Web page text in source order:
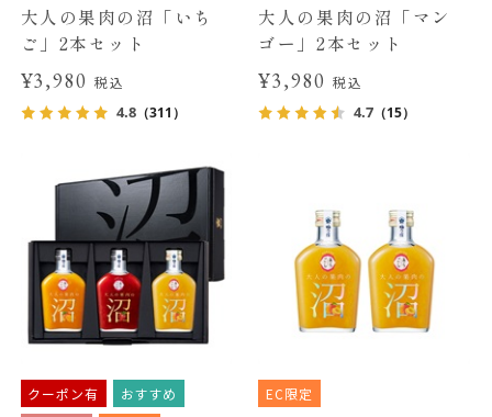
大人の果肉の沼「いち
ご」2本セット
¥3,980税込
4.8（311）
大人の果肉の沼「マン
ゴー」2本セット
¥3,980 税込
4.7 （15）
クーポン有
おすすめ
EC限定